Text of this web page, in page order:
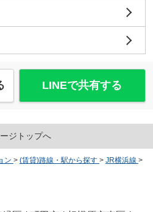
LINEで共有する
ジトップへ
ン > (賃貸)路線・駅から探す > JR横浜線 >